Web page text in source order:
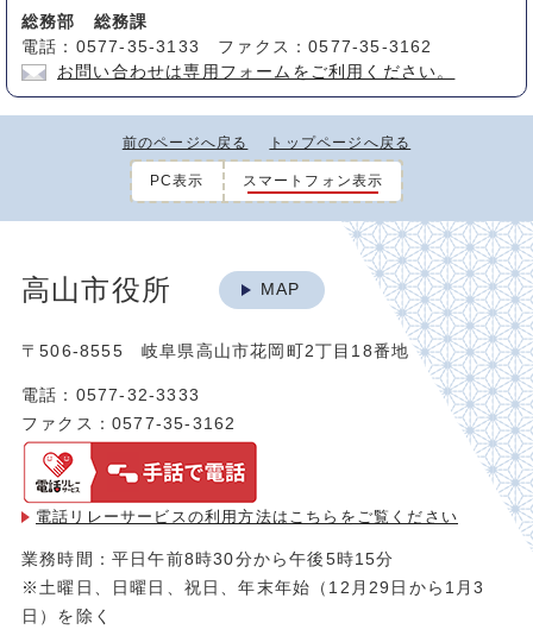
総務部 総務課
電話：0577-35-3133 ファクス：0577-35-3162
お問い合わせは専用フォームをご利用ください。
前のページへ戻る トップページへ戻る
PC表示 スマートフォン表示
高山市役所 MAP
〒506-8555 岐阜県高山市花岡町2丁目18番地
電話：0577-32-3333
ファクス：0577-35-3162
電話リレーサービスの利用方法は こちらをご覧ください
業務時間：平日午前8時30分から午後5時15分
※土曜日、日曜日、祝日、年末年始（12月29日から1月3
日）を除く